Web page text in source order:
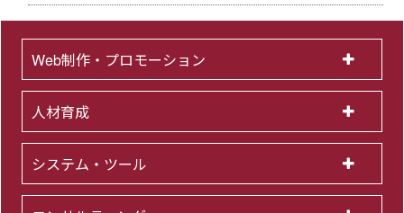
Web制作・プロモーション
人材育成
システム・ツール